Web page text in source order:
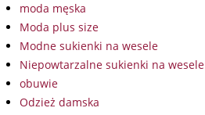
moda męska
Moda plus size
Modne sukienki na wesele
Niepowtarzalne sukienki na wesele
obuwie
Odzież damska